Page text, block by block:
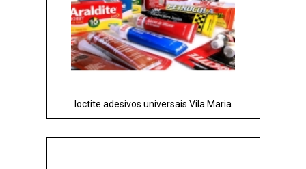
loctite adesivos universais Vila Maria